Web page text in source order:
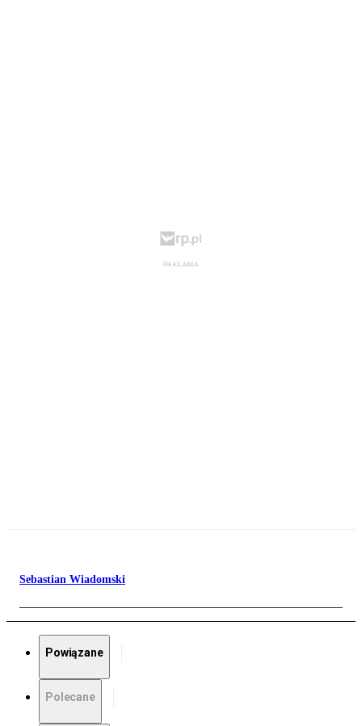
Sebastian Wiadomski
Powiązane
Polecane